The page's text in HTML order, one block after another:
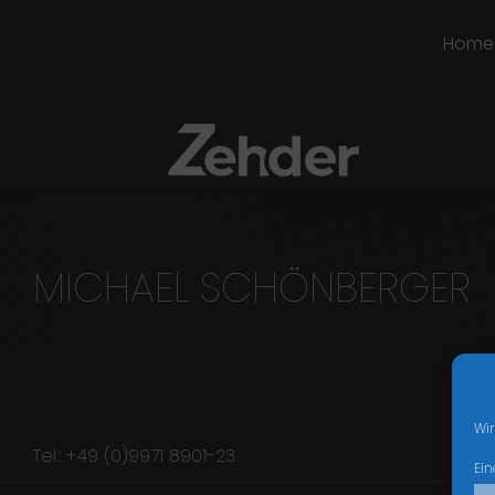
Home
MICHAEL SCHÖNBERGER
Tel.: +49 (0)9971 8901-23